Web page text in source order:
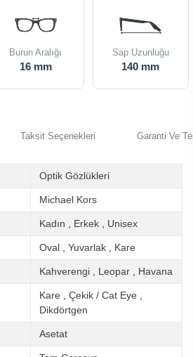
Burun Aralığı
16 mm
Sap Uzunluğu
140 mm
Taksit Seçenekleri Garanti Ve
Optik Gözlükleri
Michael Kors
Kadın Erkek Unisex
Oval Yuvarlak Kare
Kahverengi Leopar Havana
Kare Çekik / Cat Eye
Dikdörtgen
Asetat